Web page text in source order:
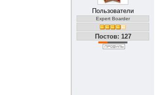
Пользователи
Expert Boarder
Постов: 127